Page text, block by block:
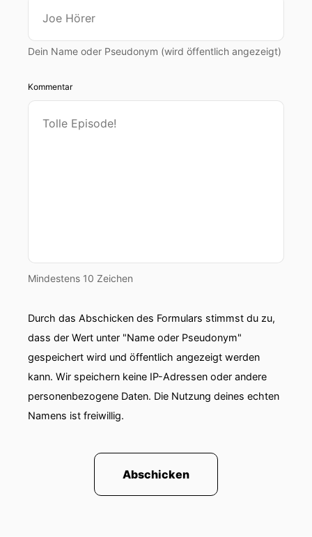
Dein Name oder Pseudonym (wird öffentlich angezeigt)
Kommentar
Mindestens 10 Zeichen
Durch das Abschicken des Formulars stimmst du zu,
dass der Wert unter "Name oder Pseudonym"
gespeichert wird und öffentlich angezeigt werden
kann. Wir speichern keine IP-Adressen oder andere
personenbezogene Daten. Die Nutzung deines echten
Namens ist freiwillig.
Abschicken